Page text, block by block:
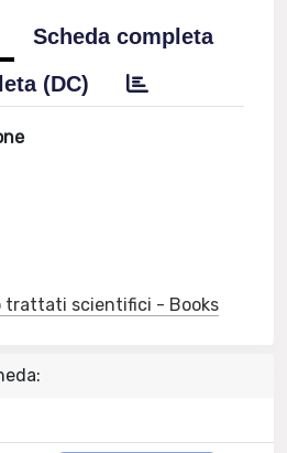
Scheda completa
(DC)
trattati scientifici - Books